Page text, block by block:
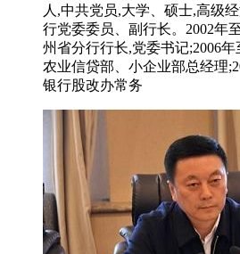
人,中共党员,大学、硕士,高级
行党委委员、副行长。2002年
州省分行行长,党委书记;2006
农业信贷部、小企业部总经理
银行股改办常务